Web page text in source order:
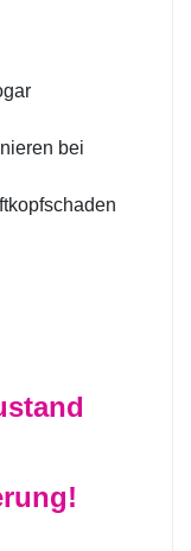
bei